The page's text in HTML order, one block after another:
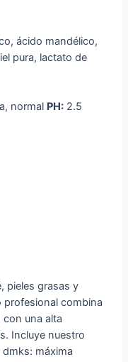
ácido mandélico,
pura, lactato de
normal PH: 2.5
pieles grasas y
profesional combina
con una alta
Incluye nuestro
máxima